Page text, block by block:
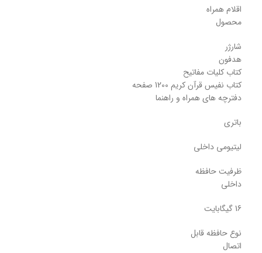
اقلام همراه
محصول
شارژر
هدفون
کتاب کلیات مفاتیح
کتاب نفیس قرآن کریم 1200 صفحه
دفترچه های همراه و راهنما
باتری
لیتیومی داخلی
ظرفیت حافظه
داخلی
16 گیگابایت
نوع حافظه قابل
اتصال